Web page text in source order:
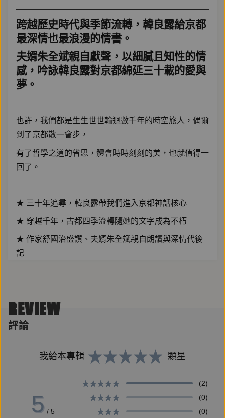
跨越歷史時代與季節流轉，韓良露給京都
最深情也最浪漫的情書。
夫婿朱全斌親自獻聲，以細膩且知性的情
感，吟詠韓良露對京都綿延三十載的愛與
夢。
也許，我們都是生生世世輪迴數千年的時空旅人，偶爾
到了京都散一會步，
有了哲學之道的省思，體會時時刻刻的美，也就值得一
回了。
★ 三十年追尋，韓良露帶我們進入京都神話核心
★ 穿越千年，古都四季流轉隨她的文字成為不朽
★ 作家舒國治盛讚、夫婿朱全斌親自朗讀與深情代後
記
的千年繁華好比妳留下我倆相知相守的記憶。美好的緣
會和生命短暫如晨間的朝露，如夢似幻，但露珠上映現
的人影、樹影和花影，將會永隨我身、永存我心。」
「所有台灣愛京都、迷京都、將京都當成自己私心寶愛
之第一城市的女士男士們所殷殷追求的，所循循走訪
的，所反覆吟詠的，都被精心、巧慧、探源溯本在這本
REVIEW
評論
我給本專輯 顆星
5 / 5
(2)
(0)
(0)